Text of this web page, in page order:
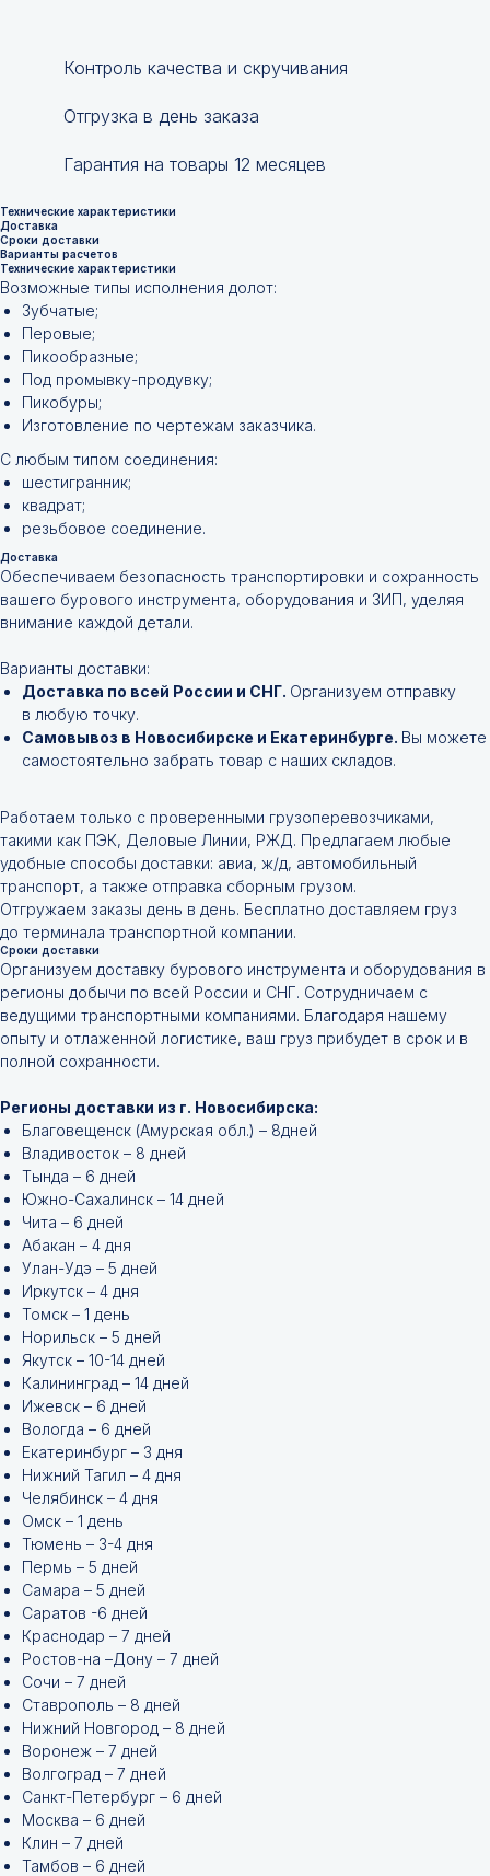
Контроль качества и скручивания
Отгрузка в день заказа
Гарантия на товары 12 месяцев
Технические характеристики
Доставка
Сроки доставки
Варианты расчетов
Технические характеристики
Возможные типы исполнения долот:
Зубчатые;
Перовые;
Пикообразные;
Под промывку-продувку;
Пикобуры;
Изготовление по чертежам заказчика.
С любым типом соединения:
шестигранник;
квадрат;
резьбовое соединение.
Доставка
Обеспечиваем безопасность транспортировки и сохранность
вашего бурового инструмента, оборудования и ЗИП, уделяя
внимание каждой детали.
Варианты доставки:
Доставка по всей России и СНГ. Организуем отправку
в любую точку.
Самовывоз в Новосибирске и Екатеринбурге. Вы можете
самостоятельно забрать товар с наших складов.
Работаем только с проверенными грузоперевозчиками,
такими как ПЭК, Деловые Линии, РЖД. Предлагаем любые
удобные способы доставки: авиа, ж/д, автомобильный
транспорт, а также отправка сборным грузом.
Отгружаем заказы день в день. Бесплатно доставляем груз
до терминала транспортной компании.
Сроки доставки
Организуем доставку бурового инструмента и оборудования в
регионы добычи по всей России и СНГ. Сотрудничаем с
ведущими транспортными компаниями. Благодаря нашему
опыту и отлаженной логистике, ваш груз прибудет в срок и в
полной сохранности.
Регионы доставки из г. Новосибирска:
Благовещенск (Амурская обл.) – 8дней
Владивосток – 8 дней
Тында – 6 дней
Южно-Сахалинск – 14 дней
Чита – 6 дней
Абакан – 4 дня
Улан-Удэ – 5 дней
Иркутск – 4 дня
Томск – 1 день
Норильск – 5 дней
Якутск – 10-14 дней
Калининград – 14 дней
Ижевск – 6 дней
Вологда – 6 дней
Екатеринбург – 3 дня
Нижний Тагил – 4 дня
Челябинск – 4 дня
Омск – 1 день
Тюмень – 3-4 дня
Пермь – 5 дней
Самара – 5 дней
Саратов -6 дней
Краснодар – 7 дней
Ростов-на –Дону – 7 дней
Сочи – 7 дней
Ставрополь – 8 дней
Нижний Новгород – 8 дней
Воронеж – 7 дней
Волгоград – 7 дней
Санкт-Петербург – 6 дней
Москва – 6 дней
Клин – 7 дней
Тамбов – 6 дней